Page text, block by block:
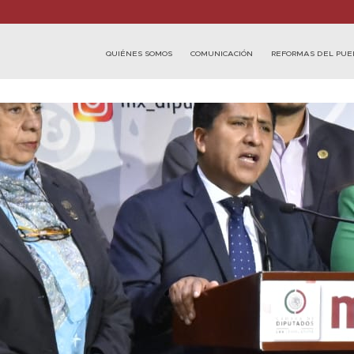
QUIÉNES SOMOS COMUNICACIÓN REFORMAS DEL